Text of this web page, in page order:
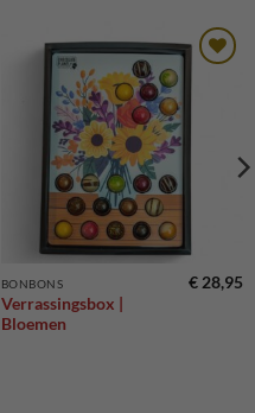
Toevoegen
verlanglijst
BONBONS
Verrassingsbox |
Bloemen
€ 28,95